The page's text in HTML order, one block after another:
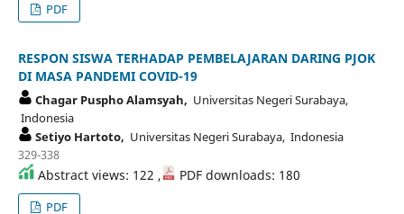
PDF
RESPON SISWA TERHADAP PEMBELAJARAN DARING PJOK
DI MASA PANDEMI COVID-19
Chagar Puspho Alamsyah, Universitas Negeri Surabaya,
Indonesia
Setiyo Hartoto, Universitas Negeri Surabaya, Indonesia
329-338
Abstract views: 122 , PDF downloads: 180
PDF